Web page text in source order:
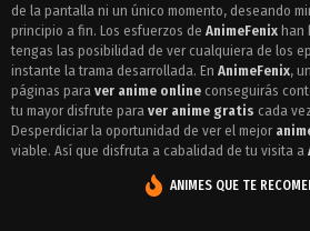
de la pantalla ni un único momento, deseando
principio a fin. Los esfuerzos de AnimeFenix han
tengas las posibilidad de ver cualquiera de los
instante la trama desarrollada. En AnimeFenix,
páginas para ver anime online conseguirás
tu mayor disfrute para ver anime gratis cada
Desperdiciar la oportunidad de ver el mejor
viable. Así que disfruta a cabalidad de tu visita a
ANIMES QUE TE